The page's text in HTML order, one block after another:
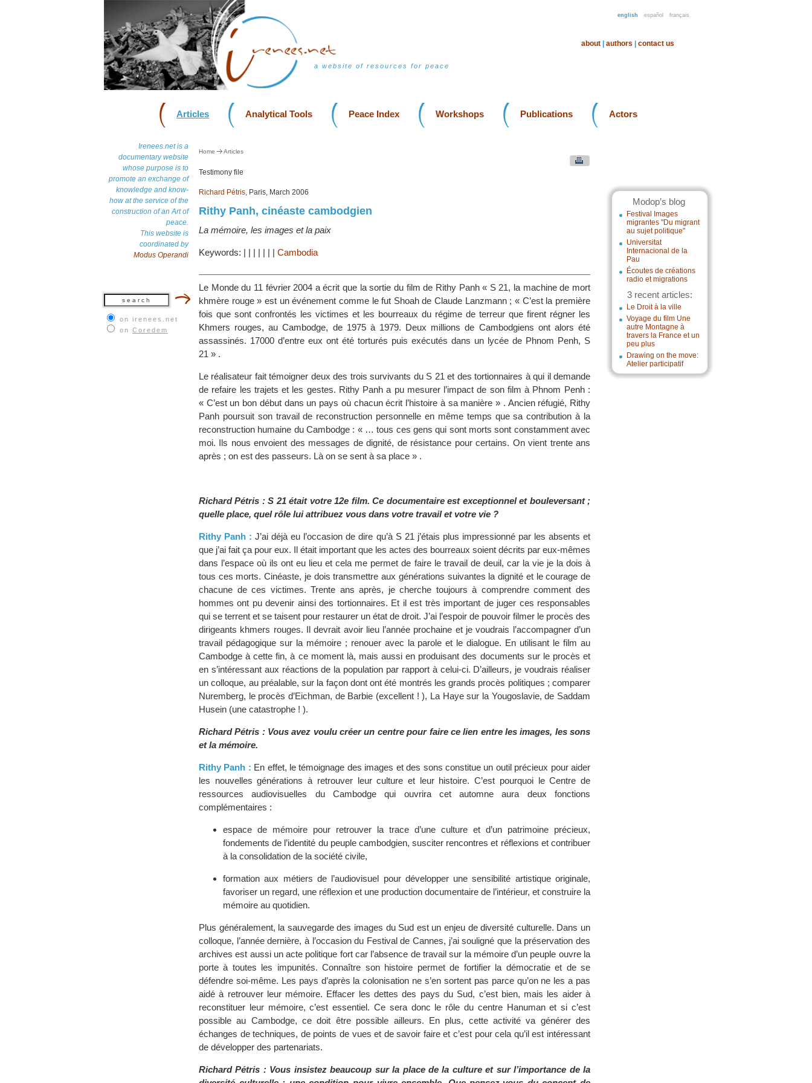
english español français
a website of resources for peace
about authors contact us
Articles Analytical Tools Peace Index Workshops Publications Actors
Irenees.net is a
documentary website
whose purpose is to
promote an exchange of
knowledge and know-
how at the service of the
construction of an Art of
peace.
This website is
coordinated by
Modus Operandi
on irenees.net
on Coredem
Modop’s blog
Festival Images
migrantes "Du migrant
au sujet politique"
Universitat
Internacional de la
Pau
Écoutes de créations
radio et migrations
3 recent articles:
Le Droit à la ville
Voyage du film Une
autre Montagne à
travers la France et un
peu plus
Drawing on the move:
Atelier participatif
Home Articles
Testimony file
Richard Pétris, Paris, March 2006
Rithy Panh, cinéaste cambodgien
La mémoire, les images et la paix
Keywords: | | | | | | | Cambodia
Le Monde du 11 février 2004 a écrit que la sortie du film de Rithy Panh « S 21, la machine de mort
khmère rouge » est un événement comme le fut Shoah de Claude Lanzmann ; « C’est la première
fois que sont confrontés les victimes et les bourreaux du régime de terreur que firent régner les
Khmers rouges, au Cambodge, de 1975 à 1979. Deux millions de Cambodgiens ont alors été
assassinés. 17000 d’entre eux ont été torturés puis exécutés dans un lycée de Phnom Penh, S
21 » .
Le réalisateur fait témoigner deux des trois survivants du S 21 et des tortionnaires à qui il demande
de refaire les trajets et les gestes. Rithy Panh a pu mesurer l’impact de son film à Phnom Penh :
« C’est un bon début dans un pays où chacun écrit l’histoire à sa manière » . Ancien réfugié, Rithy
Panh poursuit son travail de reconstruction personnelle en même temps que sa contribution à la
reconstruction humaine du Cambodge : « … tous ces gens qui sont morts sont constamment avec
moi. Ils nous envoient des messages de dignité, de résistance pour certains. On vient trente ans
après ; on est des passeurs. Là on se sent à sa place » .
Richard Pétris :S 21 était votre 12e film. Ce documentaire est exceptionnel et bouleversant ;
quelle place, quel rôle lui attribuez vous dans votre travail et votre vie ?
Rithy Panh :J’ai déjà eu l’occasion de dire qu’à S 21 j’étais plus impressionné par les absents et
que j’ai fait ça pour eux. Il était important que les actes des bourreaux soient décrits par eux-mêmes
dans l’espace où ils ont eu lieu et cela me permet de faire le travail de deuil, car la vie je la dois à
tous ces morts. Cinéaste, je dois transmettre aux générations suivantes la dignité et le courage de
chacune de ces victimes. Trente ans après, je cherche toujours à comprendre comment des
hommes ont pu devenir ainsi des tortionnaires. Et il est très important de juger ces responsables
qui se terrent et se taisent pour restaurer un état de droit. J’ai l’espoir de pouvoir filmer le procès des
dirigeants khmers rouges. Il devrait avoir lieu l’année prochaine et je voudrais l’accompagner d’un
travail pédagogique sur la mémoire ; renouer avec la parole et le dialogue. En utilisant le film au
Cambodge à cette fin, à ce moment là, mais aussi en produisant des documents sur le procès et
en s’intéressant aux réactions de la population par rapport à celui-ci. D’ailleurs, je voudrais réaliser
un colloque, au préalable, sur la façon dont ont été montrés les grands procès politiques ; comparer
Nuremberg, le procès d’Eichman, de Barbie (excellent ! ), La Haye sur la Yougoslavie, de Saddam
Husein (une catastrophe ! ).
Richard Pétris : Vous avez voulu créer un centre pour faire ce lien entre les images, les sons
et la mémoire.
Rithy Panh : En effet, le témoignage des images et des sons constitue un outil précieux pour aider
les nouvelles générations à retrouver leur culture et leur histoire. C’est pourquoi le Centre de
ressources audiovisuelles du Cambodge qui ouvrira cet automne aura deux fonctions
complémentaires :
espace de mémoire pour retrouver la trace d’une culture et d’un patrimoine précieux,
fondements de l’identité du peuple cambodgien, susciter rencontres et réflexions et contribuer
à la consolidation de la société civile,
formation aux métiers de l’audiovisuel pour développer une sensibilité artistique originale,
favoriser un regard, une réflexion et une production documentaire de l’intérieur, et construire la
mémoire au quotidien.
Plus généralement, la sauvegarde des images du Sud est un enjeu de diversité culturelle. Dans un
colloque, l’année dernière, à l’occasion du Festival de Cannes, j’ai souligné que la préservation des
archives est aussi un acte politique fort car l’absence de travail sur la mémoire d’un peuple ouvre la
porte à toutes les impunités. Connaître son histoire permet de fortifier la démocratie et de se
défendre soi-même. Les pays d’après la colonisation ne s’en sortent pas parce qu’on ne les a pas
aidé à retrouver leur mémoire. Effacer les dettes des pays du Sud, c’est bien, mais les aider à
reconstituer leur mémoire, c’est essentiel. Ce sera donc le rôle du centre Hanuman et si c’est
possible au Cambodge, ce doit être possible ailleurs. En plus, cette activité va générer des
échanges de techniques, de points de vues et de savoir faire et c’est pour cela qu’il est intéressant
de développer des partenariats.
Richard Pétris : Vous insistez beaucoup sur la place de la culture et sur l’importance de la